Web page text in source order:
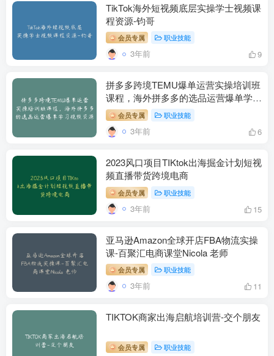
TikTok海外短视频底层实操学士视频课
程资源-钧哥
会员专属 职业技能
3年前 9
拼多多跨境TEMU爆单运营实操培训班
课程，海外拼多多的选品运营爆单学习
视频资源
会员专属 职业技能
3年前 6
2023风口项目TIKtok出海掘金计划短视
频直播带货跨境电商
会员专属 职业技能
3年前 15
亚马逊Amazon全球开店FBA物流实操
课-百聚汇电商课堂Nicola 老师
会员专属 职业技能
3年前 11
TIKTOK商家出海启航培训营-交个朋友
会员专属 职业技能